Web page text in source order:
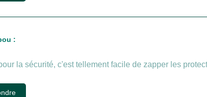
:
la sécurité, c'est tellement facile de zapper les